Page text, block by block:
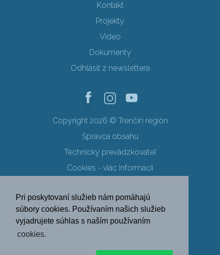
Pri poskytovaní služieb nám pomáhajú
súbory cookies. Používaním našich služieb
vyjadrujete súhlas s naším používaním
cookies.
Kontakt
Projekty
Video
Dokumenty
Odhlásiť z newslettera
Copyright 2026 © Trenčín región
Správca obsahu
Technický prevádzkovateľ
Cookies - viac informácií
Ochrana osobných údajov
SK EN DE
PL